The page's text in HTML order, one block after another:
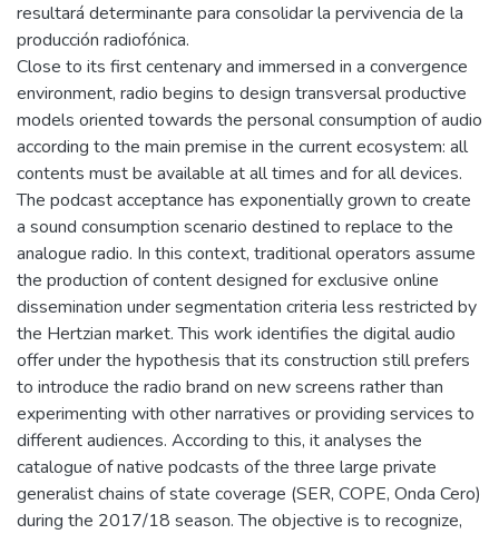
resultará determinante para consolidar la pervivencia de la
producción radiofónica.
Close to its first centenary and immersed in a convergence
environment, radio begins to design transversal productive
models oriented towards the personal consumption of audio
according to the main premise in the current ecosystem: all
contents must be available at all times and for all devices.
The podcast acceptance has exponentially grown to create
a sound consumption scenario destined to replace to the
analogue radio. In this context, traditional operators assume
the production of content designed for exclusive online
dissemination under segmentation criteria less restricted by
the Hertzian market. This work identifies the digital audio
offer under the hypothesis that its construction still prefers
to introduce the radio brand on new screens rather than
experimenting with other narratives or providing services to
different audiences. According to this, it analyses the
catalogue of native podcasts of the three large private
generalist chains of state coverage (SER, COPE, Onda Cero)
during the 2017/18 season. The objective is to recognize,